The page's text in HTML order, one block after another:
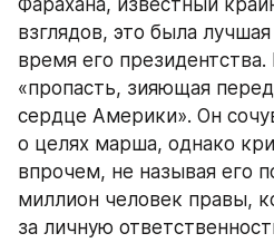
Фарахана, известный
взглядов, это была
время его президентства.
«пропасть, зияющая
сердце Америки». Он
о целях марша, однако
впрочем, не называя его
миллион человек правы,
за личную